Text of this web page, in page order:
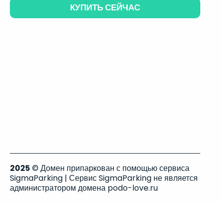
КУПИТЬ СЕЙЧАС
2025 © Домен припаркован с помощью сервиса
SigmaParking | Сервис SigmaParking не является
администратором домена podo-love.ru